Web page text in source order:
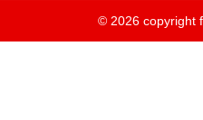
© 2026 copyright